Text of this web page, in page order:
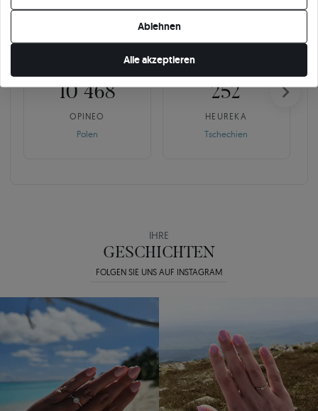
10 468
OPINEO
Polen
252
HEUREKA
Tschechien
IHRE
GESCHICHTEN
FOLGEN SIE UNS AUF INSTAGRAM
Ihre Cookie-Einstellungen ändern.
Ablehnen
Alle akzeptieren